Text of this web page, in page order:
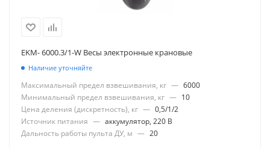
EKM- 6000.3/1-W Весы электронные крановые
Наличие уточняйте
Максимальный предел взвешивания, кг — 6000
Минимальный предел взвешивания, кг — 10
Цена деления (дискретность), кг — 0,5/1/2
Источник питания — аккумулятор, 220 В
Дальность работы пульта ДУ, м — 20